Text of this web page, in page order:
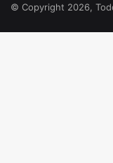
© Copyright 2026,